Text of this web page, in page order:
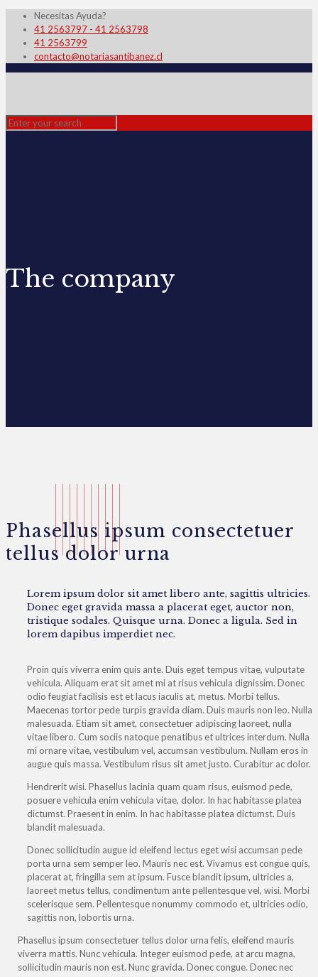
Necesitas Ayuda?
41 2563797 - 41 2563798
41 2563799
contacto@notariasantibanez.cl
The company
Phasellus ipsum consectetuer
tellus dolor urna
Lorem ipsum dolor sit amet libero ante, sagittis ultricies.
Donec eget gravida massa a placerat eget, auctor non,
tristique sodales. Quisque urna. Donec a ligula. Sed in
lorem dapibus imperdiet nec.
Proin quis viverra enim quis ante. Duis eget tempus vitae, vulputate
vehicula. Aliquam erat sit amet mi at risus vehicula dignissim. Donec
odio feugiat facilisis est et lacus iaculis at, metus. Morbi tellus.
Maecenas tortor pede turpis gravida diam. Duis mauris non leo. Nulla
malesuada. Etiam sit amet, consectetuer adipiscing laoreet, nulla
vitae libero. Cum sociis natoque penatibus et ultrices interdum. Nulla
mi ornare vitae, vestibulum vel, accumsan vestibulum. Nullam eros in
augue quis massa. Vestibulum risus sit amet justo. Curabitur ac dolor.
Hendrerit wisi. Phasellus lacinia quam quam risus, euismod pede,
posuere vehicula enim vehicula vitae, dolor. In hac habitasse platea
dictumst. Praesent in enim. In hac habitasse platea dictumst. Duis
blandit malesuada.
Donec sollicitudin augue id eleifend lectus eget wisi accumsan pede
porta urna sem semper leo. Mauris nec est. Vivamus est congue quis,
placerat at, fringilla sem at ipsum. Fusce blandit ipsum, ultricies a,
laoreet metus tellus, condimentum ante pellentesque vel, wisi. Morbi
scelerisque sem. Pellentesque nonummy commodo et, ultricies odio,
sagittis non, lobortis urna.
Phasellus ipsum consectetuer tellus dolor urna felis, eleifend mauris
viverra mattis. Nunc vehicula. Integer euismod pede, at arcu magna,
sollicitudin mauris non est. Nunc gravida. Donec congue. Donec nec